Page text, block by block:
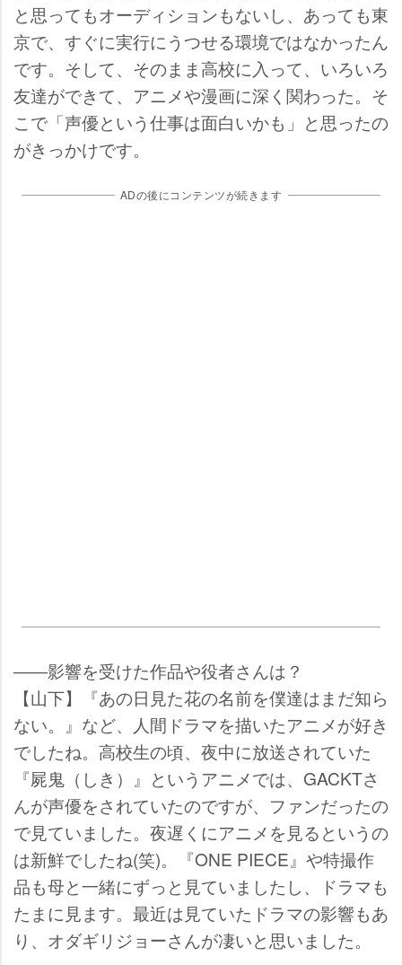
と思ってもオーディションもないし、あっても東
京で、すぐに実行にうつせる環境ではなかったん
です。そして、そのまま高校に入って、いろいろ
友達ができて、アニメや漫画に深く関わった。そ
こで「声優という仕事は面白いかも」と思ったの
がきっかけです。
ADの後にコンテンツが続きます
――影響を受けた作品や役者さんは？
【山下】『あの日見た花の名前を僕達はまだ知ら
ない。』など、人間ドラマを描いたアニメが好き
でしたね。高校生の頃、夜中に放送されていた
『屍鬼（しき）』というアニメでは、GACKTさ
んが声優をされていたのですが、ファンだったの
で見ていました。夜遅くにアニメを見るというの
は新鮮でしたね(笑)。『ONE PIECE』や特撮作
品も母と一緒にずっと見ていましたし、ドラマも
たまに見ます。最近は見ていたドラマの影響もあ
り、オダギリジョーさんが凄いと思いました。